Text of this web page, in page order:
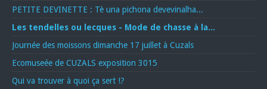
PETITE DEVINETTE : Tè una pichona devevinalha...
Les tendelles ou lecques - Mode de chasse à la...
Journée des moissons dimanche 17 juillet à Cuzals
Ecomuseée de CUZALS exposition 3015
Qui va trouver à quoi ça sert !?